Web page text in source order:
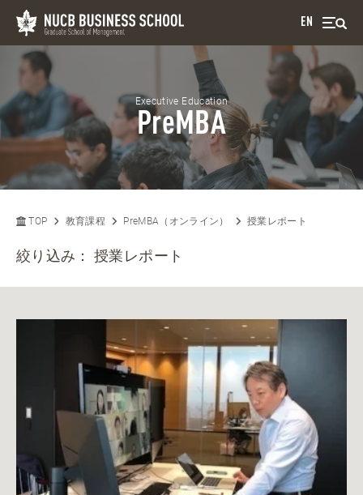
EN
Executive Education
PreMBA
TOP 教育課程 PreMBA（オンライン） 授業レポート
絞り込み：授業レポート